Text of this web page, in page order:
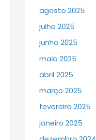
agosto 2025
julho 2025
junho 2025
maio 2025
abril 2025
março 2025
fevereiro 2025
janeiro 2025